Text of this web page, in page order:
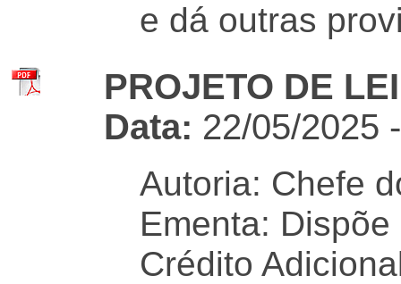
e dá outras
PROJETO DE
Data: 22/05/2025
Autoria: Chefe
Ementa:
Crédito